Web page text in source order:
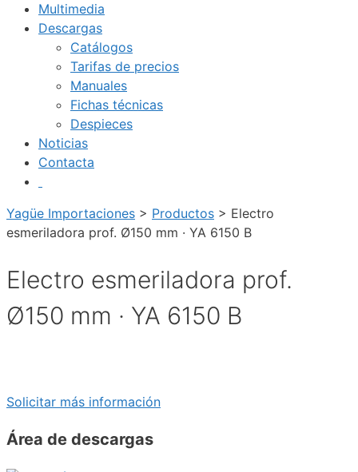
Multimedia
Descargas
Catálogos
Tarifas de precios
Manuales
Fichas técnicas
Despieces
Noticias
Contacta
Yagüe Importaciones > Productos > Electro
esmeriladora prof. Ø150 mm · YA 6150 B
Electro esmeriladora prof.
Ø150 mm · YA 6150 B
Solicitar más información
Área de descargas